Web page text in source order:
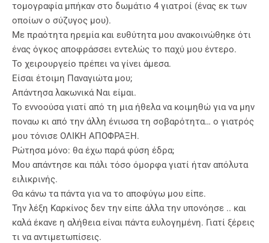
τομογραφία μπήκαν στο δωμάτιο 4 γιατροί (ένας εκ των
οποίων ο σύζυγος μου).
Με πραότητα ηρεμία και ευθύτητα μου ανακοινώθηκε ότι
ένας όγκος αποφράσσει εντελώς το παχύ μου έντερο.
Το χειρουργείο πρέπει να γίνει άμεσα.
Είσαι έτοιμη Παναγιώτα μου;
Απάντησα λακωνικά Ναι είμαι.
Το εννοούσα γιατί από τη μια ήθελα να κοιμηθώ για να μην
ποναω κι από την άλλη ένιωσα τη σοβαρότητα… ο γιατρός
μου τόνισε ΟΛΙΚΗ ΑΠΟΦΡΑΞΗ.
Ρώτησα μόνο: θα έχω παρά φύση έδρα;
Μου απάντησε και πάλι τόσο όμορφα γιατί ήταν απόλυτα
ειλικρινής.
Θα κάνω τα πάντα για να το αποφύγω μου είπε.
Την λέξη Καρκίνος δεν την είπε άλλα την υπονόησε .. και
καλά έκανε η αλήθεια είναι πάντα ευλογημένη. Γιατί ξέρεις
τι να αντιμετωπίσεις.